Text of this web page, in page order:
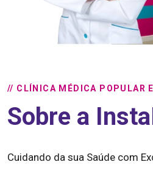
// CLÍNICA MÉDICA POPULAR
Sobre a
Cuidando da sua Saúde com